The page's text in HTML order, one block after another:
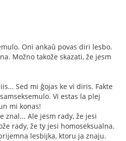
Oni ankaŭ povas diri lesbo.
Možno takože skazati, že jesm
Sed mi ĝojas ke vi diris. Fakte
Vi estas la plej
mi konas!
znal... Ale jesm rady, že jesi
rady, že ty jesi homoseksualna.
lesbijka, ktoru ja znaju.